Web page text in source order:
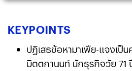
KEYPOINTS
ปฏิเสธข้อหามาเฟีย-แจงเป็
มิตตกานนท์ นักธุรกิจวัย